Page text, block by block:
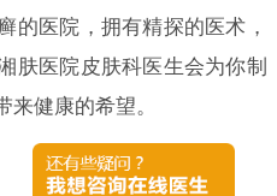
的医院，拥有精探的医术，
肤医院皮肤科医生会为你制
健康的希望。